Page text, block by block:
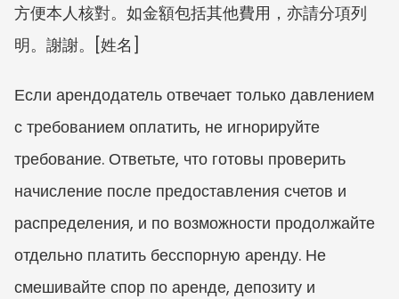
方便本人核對。如金額包括其他費用，亦請分項列
明。謝謝。[姓名]
Если арендодатель отвечает только давлением
с требованием оплатить, не игнорируйте
требование. Ответьте, что готовы проверить
начисление после предоставления счетов и
распределения, и по возможности продолжайте
отдельно платить бесспорную аренду. Не
смешивайте спор по аренде, депозиту и